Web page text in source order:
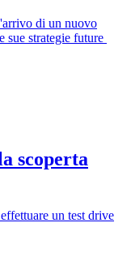
di un nuovo
sue strategie future
scoperta
un test drive